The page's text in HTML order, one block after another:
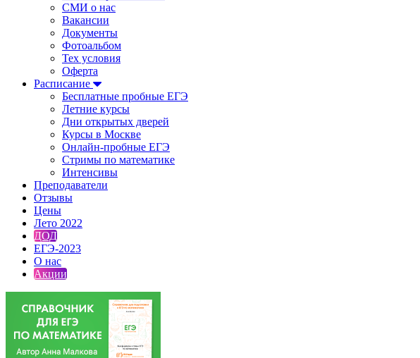
СМИ о нас
Вакансии
Документы
Фотоальбом
Тех условия
Оферта
Расписание
Бесплатные пробные ЕГЭ
Летние курсы
Дни открытых дверей
Курсы в Москве
Онлайн-пробные ЕГЭ
Стримы по математике
Интенсивы
Преподаватели
Отзывы
Цены
Лето 2022
ДОД
ЕГЭ-2023
О нас
Акции